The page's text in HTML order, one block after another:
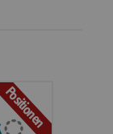
Positionen